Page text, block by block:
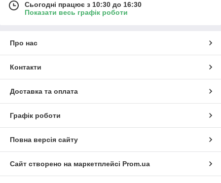
Сьогодні працює з 10:30 до 16:30
Показати весь графік роботи
Про нас
Контакти
Доставка та оплата
Графік роботи
Повна версія сайту
Сайт створено на маркетплейсі Prom.ua